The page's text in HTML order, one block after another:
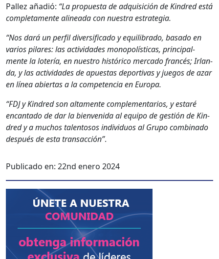
Pallez añadió: “La prop­ues­ta de adquisi­ción de Kin­dred está
com­ple­ta­mente alin­ea­da con nues­tra estrate­gia.
“Nos dará un per­fil diver­si­fi­ca­do y equi­li­bra­do, basa­do en
var­ios pilares: las activi­dades monopolís­ti­cas, prin­ci­pal­
mente la lotería, en nue­stro históri­co mer­ca­do francés; Irlan­
da, y las activi­dades de apues­tas deporti­vas y jue­gos de azar
en línea abier­tas a la com­pe­ten­cia en Europa.
“FDJ y Kin­dred son alta­mente com­ple­men­tar­ios, y estaré
encan­ta­do de dar la bien­veni­da al equipo de gestión de Kin­
dred y a muchos tal­en­tosos indi­vid­u­os al Grupo com­bi­na­do
después de esta transac­ción”.
Publicado en: 22nd enero 2024